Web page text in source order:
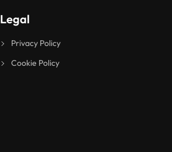
Legal
Privacy Policy
Cookie Policy